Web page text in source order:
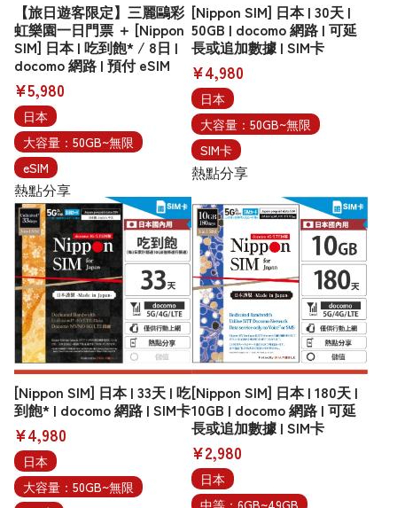
【旅日遊客限定】三麗鷗彩
虹樂園一日門票 ＋ [Nippon
SIM] 日本 | 吃到飽* / 8日 |
docomo 網路 | 預付 eSIM
¥5,980
日本
大容量：50GB~無限
eSIM
熱點分享
[Nippon SIM] 日本 | 30天 |
50GB | docomo 網路 | 可延
長或追加數據 | SIM卡
¥4,980
日本
大容量：50GB~無限
SIM卡
熱點分享
[Nippon SIM] 日本 | 33天 | 吃
到飽* | docomo 網路 | SIM卡
¥4,980
日本
大容量：50GB~無限
[Nippon SIM] 日本 | 180天 |
10GB | docomo 網路 | 可延
長或追加數據 | SIM卡
¥2,980
日本